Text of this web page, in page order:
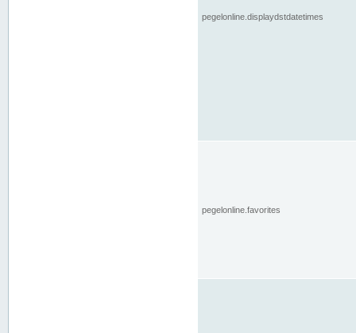
pegelonline.displaydstdatetimes
pegelonline.favorites